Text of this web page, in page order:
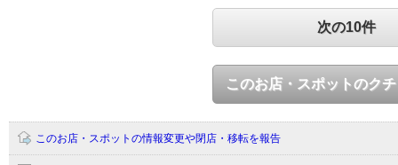
次の10件
このお店・スポットのク
このお店・スポットの情報変更や閉店・移転を報告